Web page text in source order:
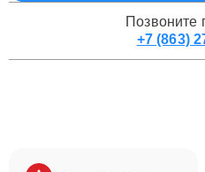
Позвоните
+7 (863)